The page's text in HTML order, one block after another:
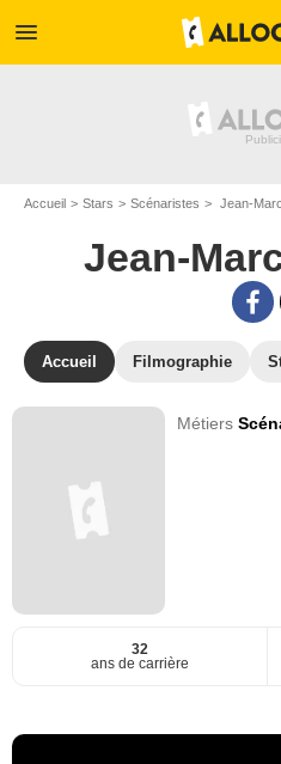
menu
Accueil Stars Scénaristes Jean-
Jean-
Accueil Filmographie
Métiers
32
ans de carrière